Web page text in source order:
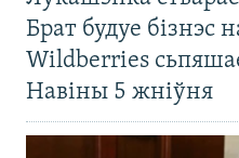
Брат будуе бізнэс
Wildberries
Навіны 5 жніўня